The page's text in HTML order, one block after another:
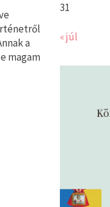
a
magam
31
« júl